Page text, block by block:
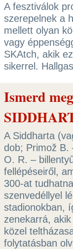
A fesztiválok
szerepelnek a
mellett olyan
vagy
SKAtch, akik
sikerrel.
Ismerd
A Siddharta
dob; Primož B.
O. R. –
fellépéseiről,
300-at
szenvedéllyel
stadionokban,
zenekarrá,
közel
folytatásban